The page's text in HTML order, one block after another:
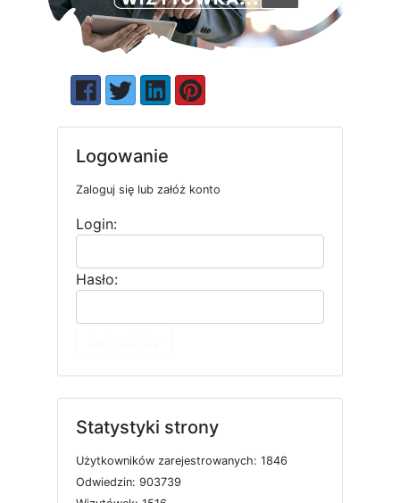
Logowanie
Zaloguj się lub załóż konto
Login:
Hasło:
Statystyki strony
Użytkowników zarejestrowanych: 1846
Odwiedzin: 903739